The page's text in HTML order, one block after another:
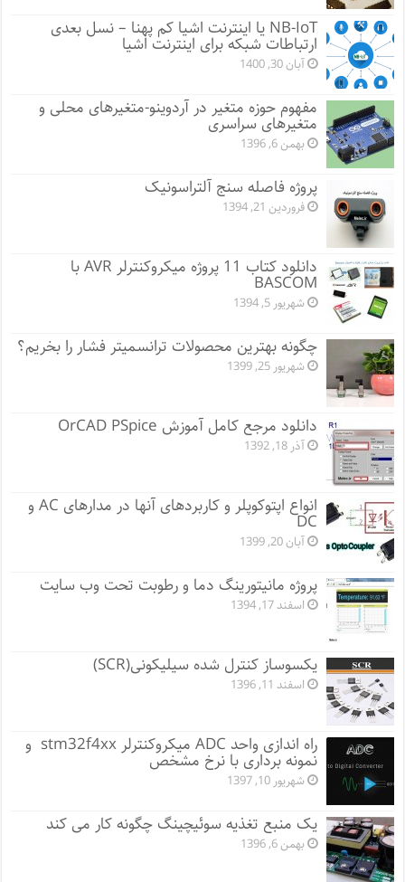
NB-IoT یا اینترنت اشیا کم پهنا – نسل بعدی
ارتباطات شبکه برای اینترنت اشیا
آبان 30, 1400
مفهوم حوزه متغیر در آردوینو-متغیرهای محلی و
متغیرهای سراسری
بهمن 6, 1396
پروژه فاصله سنج آلتراسونیک
فروردین 21, 1394
دانلود کتاب 11 پروژه میکروکنترلر AVR با
BASCOM
شهریور 5, 1394
چگونه بهترین محصولات ترانسمیتر فشار را بخریم؟
شهریور 25, 1399
دانلود مرجع کامل آموزش OrCAD PSpice
آذر 18, 1392
انواع اپتوکوپلر و کاربردهای آنها در مدارهای AC و
DC
آبان 20, 1399
پروژه مانيتورينگ دما و رطوبت تحت وب سایت
اسفند 17, 1394
یکسوساز کنترل شده سیلیکونی(SCR)
اسفند 11, 1396
راه اندازی واحد ADC میکروکنترلر stm32f4xx و
نمونه برداری با نرخ مشخص
شهریور 10, 1397
یک منبع تغذیه سوئیچینگ چگونه کار می کند
بهمن 6, 1396